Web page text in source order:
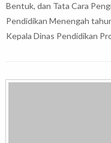
Bentuk, dan Tata Cara
Pendidikan Menengah
Kepala Dinas Pendidikan